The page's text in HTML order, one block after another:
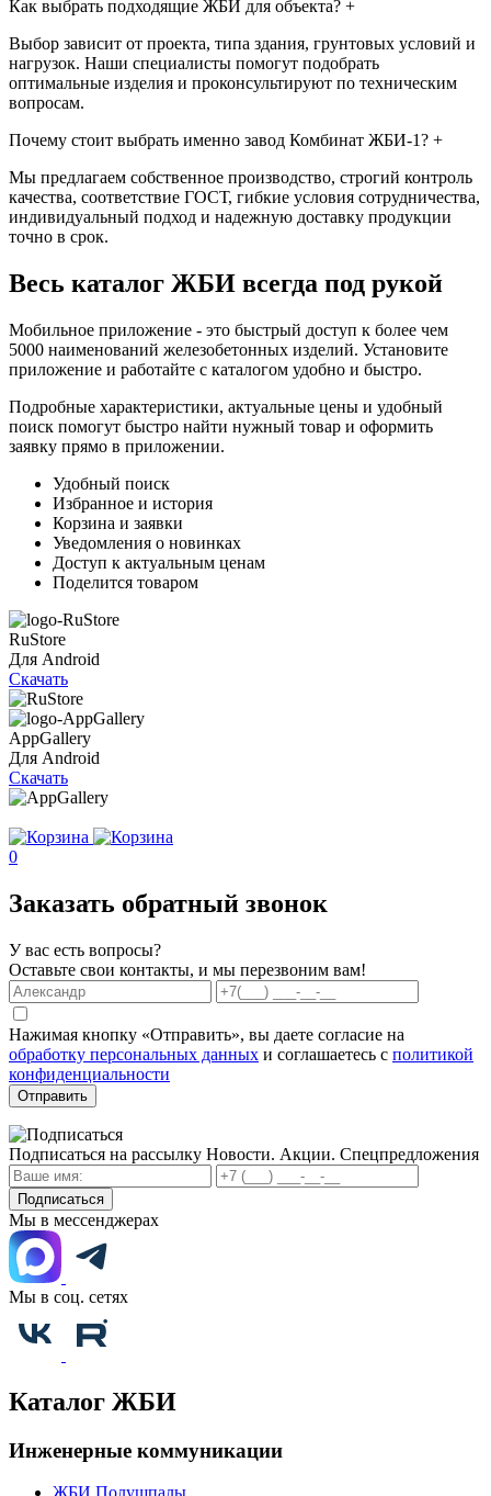
Как выбрать подходящие ЖБИ для объекта? +
Выбор зависит от проекта, типа здания, грунтовых условий и
нагрузок. Наши специалисты помогут подобрать
оптимальные изделия и проконсультируют по техническим
вопросам.
Почему стоит выбрать именно завод Комбинат ЖБИ-1? +
Мы предлагаем собственное производство, строгий контроль
качества, соответствие ГОСТ, гибкие условия сотрудничества,
индивидуальный подход и надежную доставку продукции
точно в срок.
Весь каталог ЖБИ всегда под рукой
Мобильное приложение - это быстрый доступ к более чем
5000 наименований железобетонных изделий. Установите
приложение и работайте с каталогом удобно и быстро.
Подробные характеристики, актуальные цены и удобный
поиск помогут быстро найти нужный товар и оформить
заявку прямо в приложении.
Удобный поиск
Избранное и история
Корзина и заявки
Уведомления о новинках
Доступ к актуальным ценам
Поделится товаром
RuStore
Для Android
Скачать
AppGallery
Для Android
Скачать
0
Заказать обратный звонок
У вас есть вопросы?
Оставьте свои контакты, и мы перезвоним вам!
Нажимая кнопку «Отправить», вы даете согласие на
обработку персональных данных и соглашаетесь с политикой
конфиденциальности
Отправить
Подписаться на рассылку Новости. Акции. Спецпредложения
Подписаться
Мы в мессенджерах
Мы в соц. сетях
Каталог ЖБИ
Инженерные коммуникации